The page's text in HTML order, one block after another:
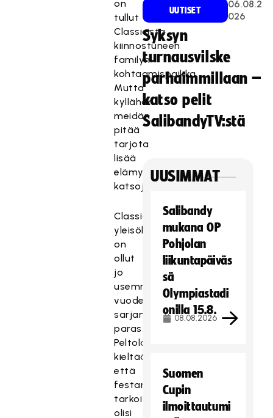
on
tullut
Classicista
kiinnostuneen
familyn
kohtaamispaikka.
Mutta
kyllähän
meidän
pitää
tarjota
lisää
elämyksiä
katsojille.
Classicin
yleisökeskiarvo
on
ollut
jo
usemman
vuoden
sarjan
paras.
Peltola
kieltää,
että
festarien
tarkoituksena
olisi
UUTISET
06.08.2
026
Syksyn
turnausvilske
parhaimmillaan –
katso pelit
SalibandyTV:stä
UUSIMMAT
Salibandy
mukana OP
Pohjolan
liikuntapäiväs
sä
Olympiastadi
onilla 15.8.
08.08.2026
Suomen
Cupin
ilmoittautumi